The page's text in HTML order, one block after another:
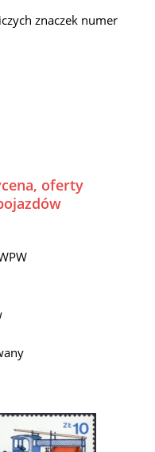
znaczek numer
oferty